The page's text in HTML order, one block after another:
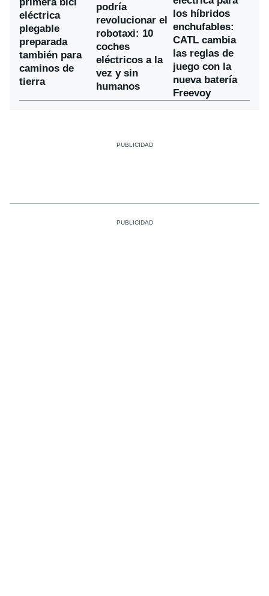
eléctrica
plegable
preparada
también para
caminos de
tierra
podría
revolucionar el
robotaxi: 10
coches
eléctricos a la
vez y sin
humanos
los híbridos
enchufables:
CATL cambia
las reglas de
juego con la
nueva batería
Freevoy